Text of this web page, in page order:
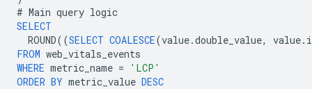
# Main query logic
SELECT
ROUND((SELECT COALESCE(value.double_value, value.
FROM web_vitals_events
WHERE metric_name =
'LCP'
ORDER BY metric_value DESC